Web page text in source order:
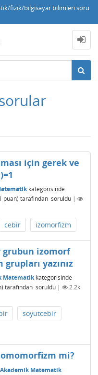
fizik/bilgisayar bilimleri soru
için gerek ve
kategorisinde
puan) tarafından soruldu |
cebir izomorfizm
izomorf
yazınız
Matematikkategorisinde
tarafından soruldu |
2.2k
soyutcebir
mi?
Akademik Matematik